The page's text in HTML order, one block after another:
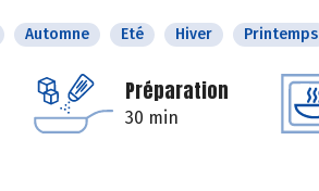
Automne Eté Hiver Printemps
Préparation
30 min